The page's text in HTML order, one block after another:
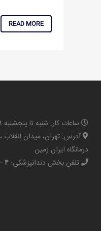
READ MORE
ساعات کار: شنبه تا پنجشنبه ۹ صبح الی ۱۹:۳۰ عصر
آدرس: تهران، میدان انقلاب
درمانگاه ایران زمین
تلفن بخش دندانپزشکی: ۴ – ۶۶۴۳۴۴۰۳